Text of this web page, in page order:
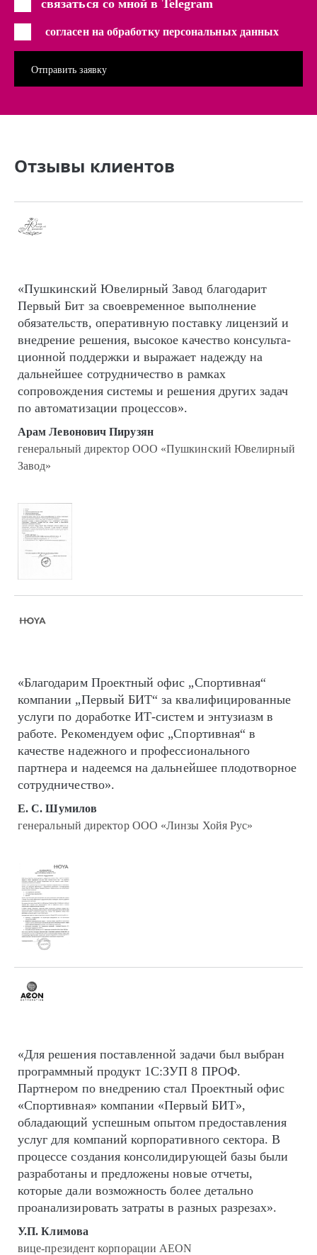
связаться со мной в Telegram
согласен на обработку персональных данных
Отзывы клиентов
«Пушкинский Ювелирный Завод благодарит
Первый Бит за своевременное выполнение
обязательств, оперативную поставку лицензий и
внедрение решения, высокое качество кон­суль­та­
цион­ной поддержки и выражает надежду на
дальнейшее сотрудничество в рамках
сопровождения системы и решения других задач
по автоматизации процессов».
Арам Левонович Пирузян
генеральный директор ООО «Пушкинский Ювелирный
Завод»
«Благодарим Проектный офис „Спортивная“
компании „Первый БИТ“ за квалифицированные
услуги по доработке ИТ-систем и энтузиазм в
работе. Рекомендуем офис „Спортивная“ в
качестве надежного и профессионального
партнера и надеемся на дальнейшее плодотворное
сотрудничество».
Е. С. Шумилов
генеральный директор ООО «Линзы Хойя Рус»
«Для решения поставленной задачи был выбран
программный продукт 1С:ЗУП 8 ПРОФ.
Партнером по внедрению стал Проектный офис
«Спортивная» компании «Первый БИТ»,
обладающий успешным опытом предоставления
услуг для компаний корпоративного сектора. В
процессе создания консолидирующей базы были
разработаны и предложены новые отчеты,
которые дали возможность более детально
проанализировать затраты в разных разрезах».
У.П. Климова
вице-президент корпорации AEON